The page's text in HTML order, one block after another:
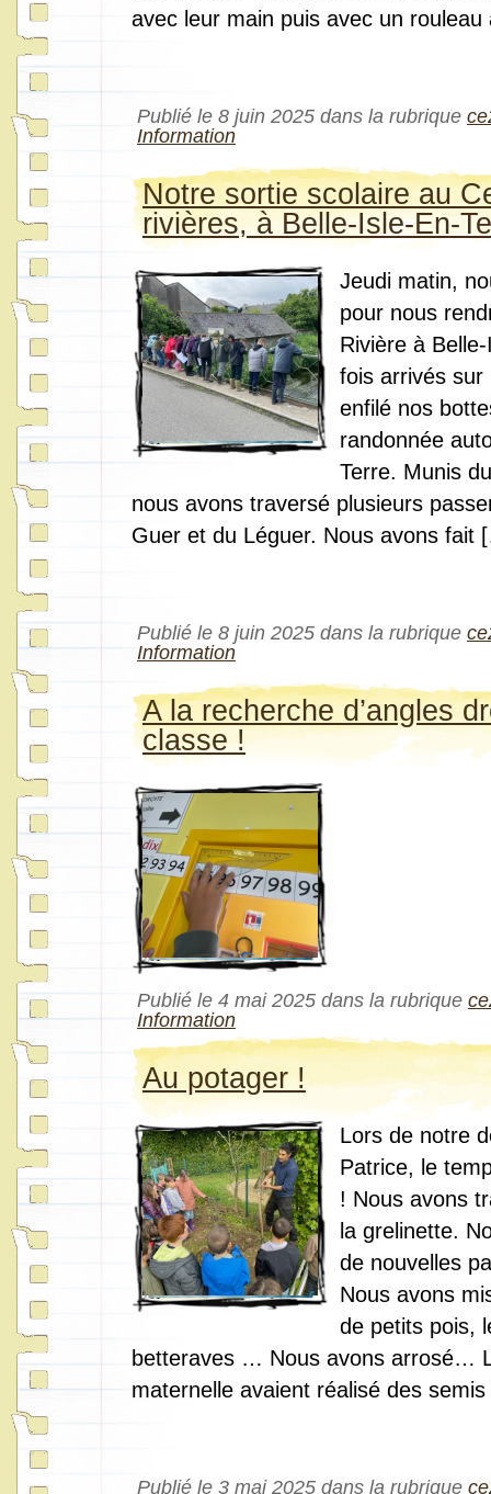
avec leur main puis avec un
Publié le 8 juin 2025 dans la rubrique
Information
Notre sortie scolaire au
rivières, à Belle-Isle-En-
Jeudi matin,
pour nous
Rivière à
fois arrivés sur
enfilé nos
randonnée
Terre. Munis
nous avons traversé plusieurs
Guer et du Léguer. Nous avons fait
Publié le 8 juin 2025 dans la rubrique
Information
A la recherche d’angles
classe !
Publié le 4 mai 2025 dans la rubrique
Information
Au potager !
Lors de notre
Patrice, le
! Nous avons
la grelinette.
de nouvelles
Nous avons
de petits pois,
betteraves … Nous avons arrosé…
maternelle avaient réalisé des
Publié le 3 mai 2025 dans la rubrique